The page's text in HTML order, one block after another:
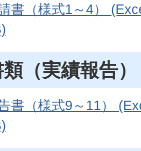
書（様式1～4）
（実績報告）
書（様式9～11）